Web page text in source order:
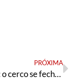
PRÓXIMA
Colômbia: o cerco se fechou